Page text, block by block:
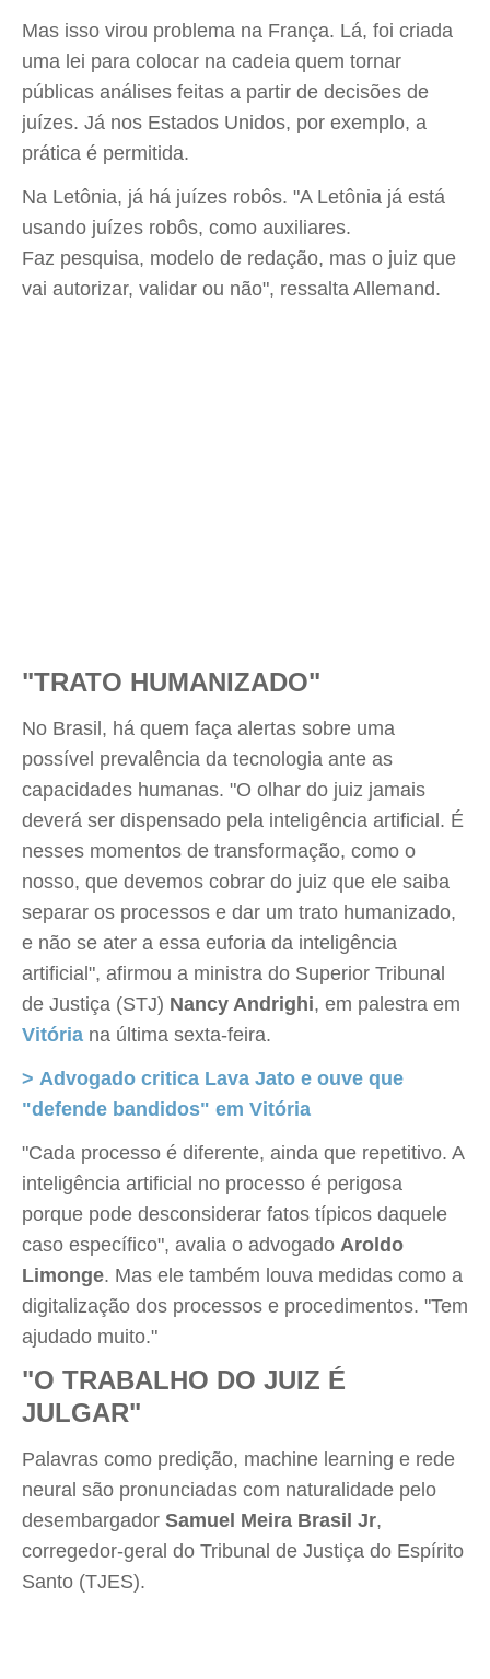
Mas isso virou problema na França. Lá, foi criada
uma lei para colocar na cadeia quem tornar
públicas análises feitas a partir de decisões de
juízes. Já nos Estados Unidos, por exemplo, a
prática é permitida.
Na Letônia, já há juízes robôs. "A Letônia já está
usando juízes robôs, como auxiliares.
Faz pesquisa, modelo de redação, mas o juiz que
vai autorizar, validar ou não", ressalta Allemand.
"TRATO HUMANIZADO"
No Brasil, há quem faça alertas sobre uma
possível prevalência da tecnologia ante as
capacidades humanas. "O olhar do juiz jamais
deverá ser dispensado pela inteligência artificial. É
nesses momentos de transformação, como o
nosso, que devemos cobrar do juiz que ele saiba
separar os processos e dar um trato humanizado,
e não se ater a essa euforia da inteligência
artificial", afirmou a ministra do Superior Tribunal
de Justiça (STJ) Nancy Andrighi, em palestra em
Vitória na última sexta-feira.
> Advogado critica Lava Jato e ouve que
"defende bandidos" em Vitória
"Cada processo é diferente, ainda que repetitivo. A
inteligência artificial no processo é perigosa
porque pode desconsiderar fatos típicos daquele
caso específico", avalia o advogado Aroldo
Limonge. Mas ele também louva medidas como a
digitalização dos processos e procedimentos. "Tem
ajudado muito."
"O TRABALHO DO JUIZ É
JULGAR"
Palavras como predição, machine learning e rede
neural são pronunciadas com naturalidade pelo
desembargador Samuel Meira Brasil Jr,
corregedor-geral do Tribunal de Justiça do Espírito
Santo (TJES).